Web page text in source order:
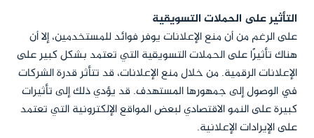
التأثير على الحملات التسويقية
على الرغم من أن منع الإعلانات يوفر فوائد للمستخدمين، إلا أن
هناك تأثيرًا على الحملات التسويقية التي تعتمد بشكل كبير على
الإعلانات الرقمية. من خلال منع الإعلانات، قد تتأثر قدرة الشركات
في الوصول إلى جمهورها المستهدف. قد يؤدي ذلك إلى تأثيرات
كبيرة على النمو الاقتصادي لبعض المواقع الإلكترونية التي تعتمد
على الإيرادات الإعلانية.